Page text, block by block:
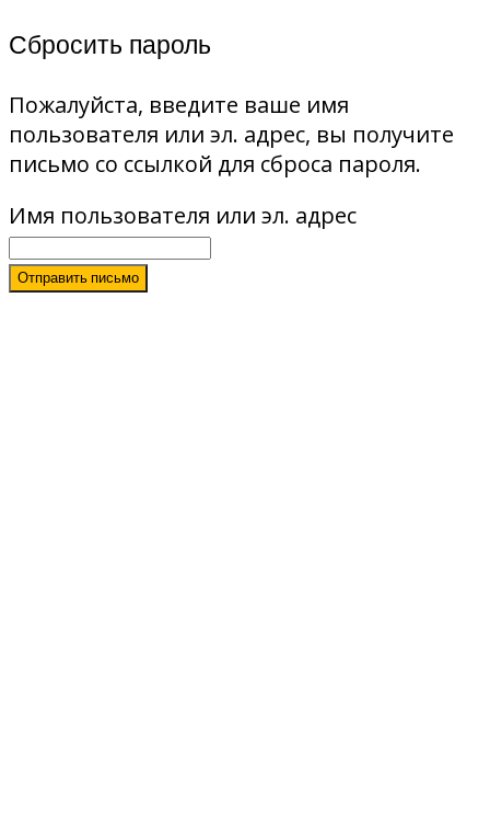
Сбросить пароль
Пожалуйста, введите ваше имя
пользователя или эл. адрес, вы получите
письмо со ссылкой для сброса пароля.
Имя пользователя или эл. адрес
Отправить письмо